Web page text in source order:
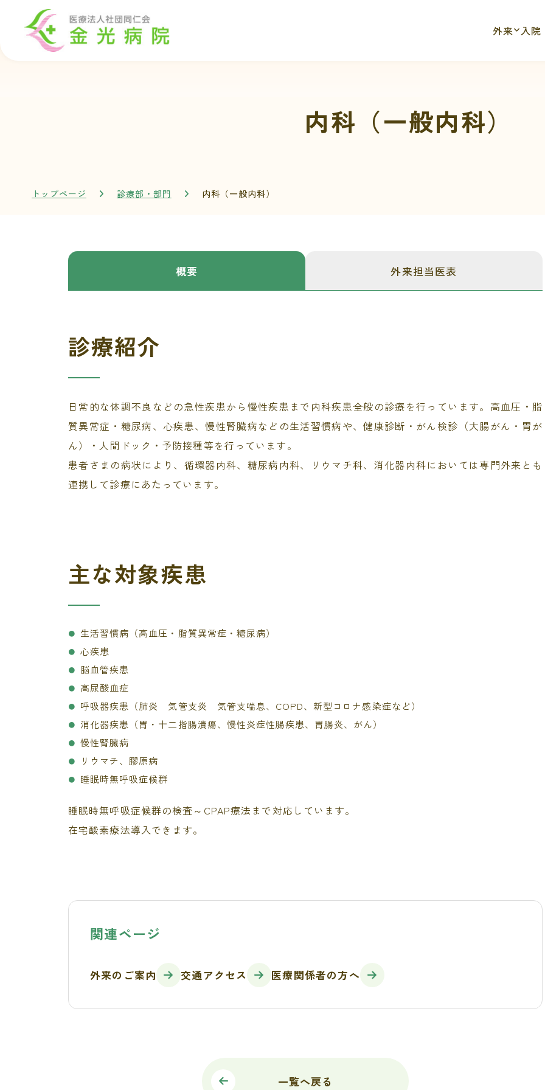
外来 入院
内科（一般内科）
トップページ 診療部・部門 内科（一般内科）
概要 外来担当医表
診療紹介
日常的な体調不良などの急性疾患から慢性疾患まで内科疾患全般の診療を行っています。高血圧・脂
質異常症・糖尿病、心疾患、慢性腎臓病などの生活習慣病や、健康診断・がん検診（大腸がん・胃が
ん）・人間ドック・予防接種等を行っています。
患者さまの病状により、循環器内科、糖尿病内科、リウマチ科、消化器内科においては専門外来とも
連携して診療にあたっています。
主な対象疾患
生活習慣病（高血圧・脂質異常症・糖尿病）
心疾患
脳血管疾患
高尿酸血症
呼吸器疾患（肺炎 気管支炎 気管支喘息、COPD、新型コロナ感染症など）
消化器疾患（胃・十二指腸潰瘍、慢性炎症性腸疾患、胃腸炎、がん）
慢性腎臓病
リウマチ、膠原病
睡眠時無呼吸症候群
睡眠時無呼吸症候群の検査～CPAP療法まで対応しています。
在宅酸素療法導入できます。
関連ページ
外来のご案内 交通アクセス 医療関係者の方へ
一覧へ戻る